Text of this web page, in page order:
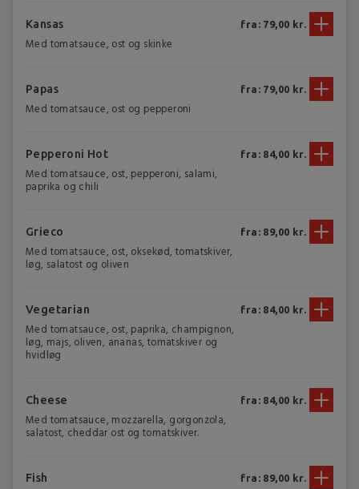
Kansas
Med tomatsauce, ost og skinke
fra: 79,00 kr.
Papas
Med tomatsauce, ost og pepperoni
fra: 79,00 kr.
Pepperoni Hot
Med tomatsauce, ost, pepperoni, salami,
paprika og chili
fra: 84,00 kr.
Grieco
Med tomatsauce, ost, oksekød, tomatskiver,
løg, salatost og oliven
fra: 89,00 kr.
Vegetarian
Med tomatsauce, ost, paprika, champignon,
løg, majs, oliven, ananas, tomatskiver og
hvidløg
fra: 84,00 kr.
Cheese
Med tomatsauce, mozzarella, gorgonzola,
salatost, cheddar ost og tomatskiver.
fra: 84,00 kr.
Fish fra: 89,00 kr.